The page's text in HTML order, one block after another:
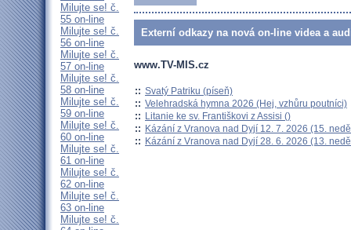
Milujte se! č.
55 on-line
Milujte se! č.
56 on-line
Milujte se! č.
57 on-line
Milujte se! č.
58 on-line
Milujte se! č.
59 on-line
Milujte se! č.
60 on-line
Milujte se! č.
61 on-line
Milujte se! č.
62 on-line
Milujte se! č.
63 on-line
Milujte se! č.
Externí odkazy na nová on-line videa a
www.TV-MIS.cz
:: Svatý Patriku (píseň)
:: Velehradská hymna 2026 (Hej, vzhůru poutníci)
:: Litanie ke sv. Františkovi z Assisi ()
:: Kázání z Vranova nad Dyjí 12. 7. 2026 (15.
:: Kázání z Vranova nad Dyjí 28. 6. 2026 (13.